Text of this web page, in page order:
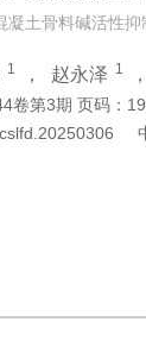
凝土骨料碱活性抑
1 ， 赵永泽 1
卷第3期 页码：